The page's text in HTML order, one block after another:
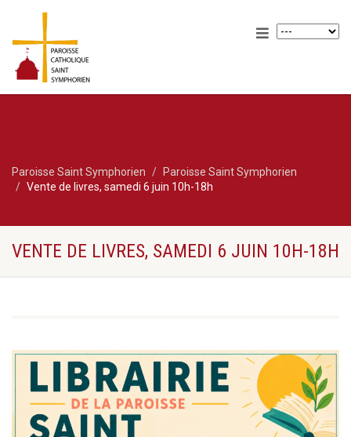
Paroisse Saint Symphorien
Paroisse Saint Symphorien
Vente de livres, samedi 6 juin 10h-18h
VENTE DE LIVRES, SAMEDI 6 JUIN 10H-18H